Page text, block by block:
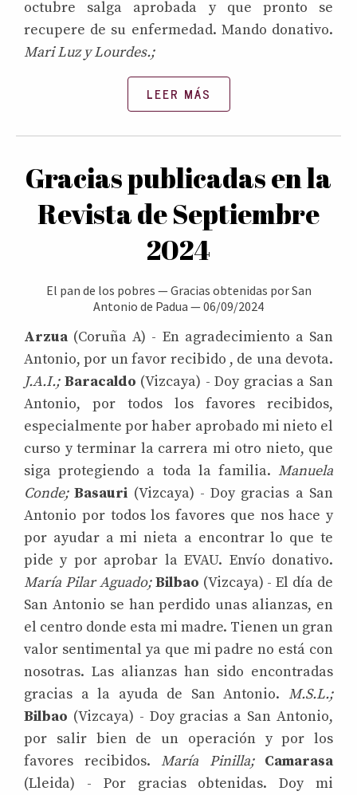
octubre salga aprobada y que pronto se
recupere de su enfermedad. Mando donativo.
Mari Luz y Lourdes.;
LEER MÁS
Gracias publicadas en la
Revista de Septiembre
2024
El pan de los pobres —Gracias obtenidas por San
Antonio de Padua —06/09/2024
Arzua (Coruña A) - En agradecimiento a San
Antonio, por un favor recibido , de una devota.
J.A.I.; Baracaldo (Vizcaya) - Doy gracias a San
Antonio, por todos los favores recibidos,
especialmente por haber aprobado mi nieto el
curso y terminar la carrera mi otro nieto, que
siga protegiendo a toda la familia. Manuela
Conde; Basauri (Vizcaya) - Doy gracias a San
Antonio por todos los favores que nos hace y
por ayudar a mi nieta a encontrar lo que te
pide y por aprobar la EVAU. Envío donativo.
María Pilar Aguado; Bilbao (Vizcaya) - El día de
San Antonio se han perdido unas alianzas, en
el centro donde esta mi madre. Tienen un gran
valor sentimental ya que mi padre no está con
nosotras. Las alianzas han sido encontradas
gracias a la ayuda de San Antonio. M.S.L.;
Bilbao (Vizcaya) - Doy gracias a San Antonio,
por salir bien de un operación y por los
favores recibidos. María Pinilla;
Camarasa
(Lleida) - Por gracias obtenidas. Doy mi